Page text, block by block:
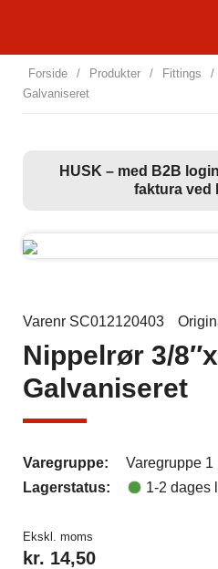
Forside / Produkter / Fittings /
Galvaniseret
HUSK – med B2B
faktura ved
Varenr SC012120403
Nippelrør 3/
Galvaniseret
Varegruppe:
Varegruppe 1
Lagerstatus:
1-2 dages
Ekskl. moms
kr. 14,50